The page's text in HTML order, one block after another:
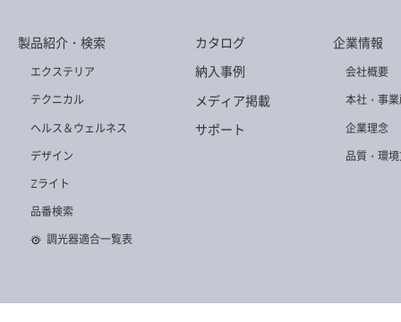
DD-3493-LL DD-3587-WW DD-3508-N
製品紹介・検索
エクステリア
テクニカル
ヘルス＆ウェルネス
デザイン
Zライト
品番検索
調光器適合一覧表
カタログ
納入事例
メディア掲載
サポート
企業情報
会社概要
本社・事
企業理念
品質・環